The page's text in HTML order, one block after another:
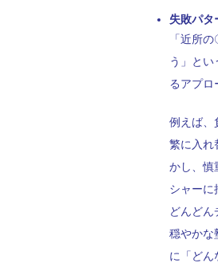
失敗パ
「近所
う」と
るアプロ
例えば、
繁に入れ
かし、慎
シャーに
どんどん
穏やかな
に「どん